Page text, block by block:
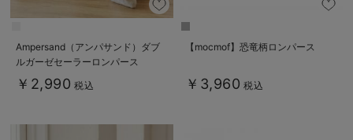
Ampersand（アンパサンド）ダブ
ルガーゼセーラーロンパース
￥2,990 税込
【mocmof】恐竜柄ロンパース
￥3,960 税込